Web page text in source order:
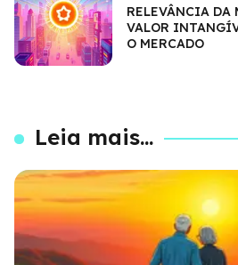
RELEVÂNCIA DA
VALOR
O MERCADO
Leia mais...